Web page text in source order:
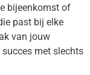
bijeenkomst of
past bij elke
van jouw
met slechts